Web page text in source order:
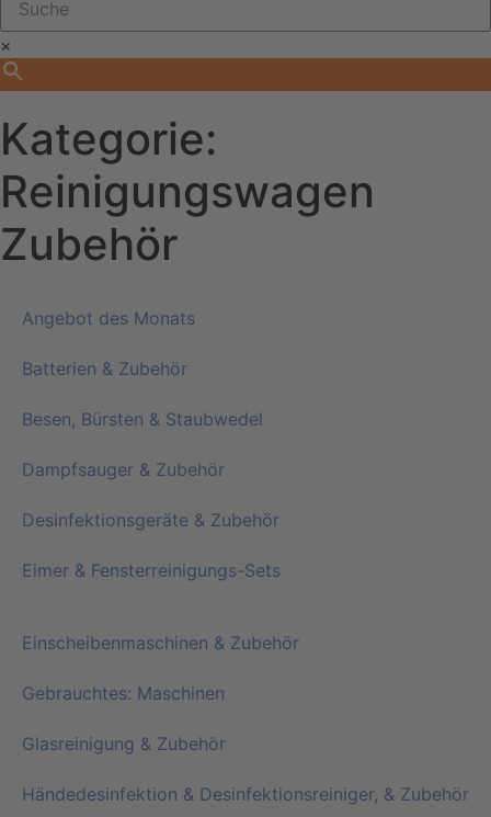
×
Kategorie:
Reinigungswagen
Zubehör
Angebot des Monats
Batterien & Zubehör
Besen, Bürsten & Staubwedel
Dampfsauger & Zubehör
Desinfektionsgeräte & Zubehör
Eimer & Fensterreinigungs-Sets
Einscheibenmaschinen & Zubehör
Gebrauchtes: Maschinen
Glasreinigung & Zubehör
Händedesinfektion & Desinfektionsreiniger, & Zubehör